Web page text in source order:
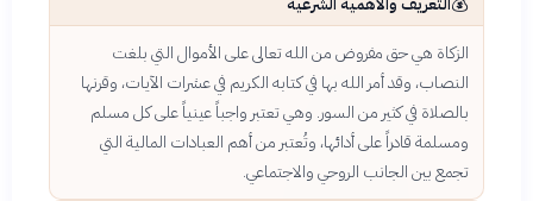
الزكاة هي حق مفروض من الله تعالى على الأموال التي بلغت
النصاب، وقد أمر الله بها في كتابه الكريم في عشرات الآيات، وقرنها
بالصلاة في كثير من السور. وهي تعتبر واجباً عينياً على كل مسلم
ومسلمة قادراً على أدائها، وتُعتبر من أهم العبادات المالية التي
تجمع بين الجانب الروحي والاجتماعي.